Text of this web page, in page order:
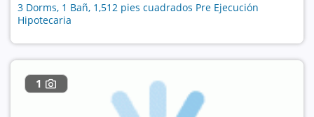
3 Dorms, 1 Bañ, 1,512 pies cuadrados Pre Ejecución
Hipotecaria
1